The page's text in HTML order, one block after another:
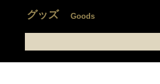
グッズ Goods